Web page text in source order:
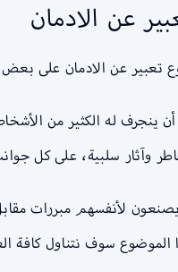
عن الادمان
عن الادمان على بعض
ينجرف له الكثير من
وآثار سلبية، على كل
لأنفسهم مبررات
الموضوع سوف نتناول